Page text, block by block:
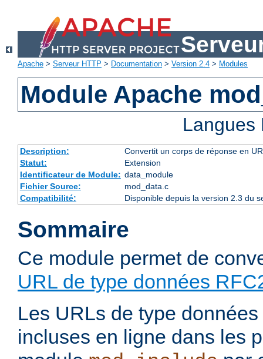
Apache > Serveur HTTP > Documentation > Version 2.4 > Modules
Module Apache
Description:
Convertit un corps de réponse en
Statut:
Extension
Identificateur de Module: data_module
Fichier Source:
mod_data.c
Compatibilité:
Disponible depuis la version 2.3 du
Sommaire
Ce module permet de
URL de type données
Les URLs de type
incluses en ligne dans les